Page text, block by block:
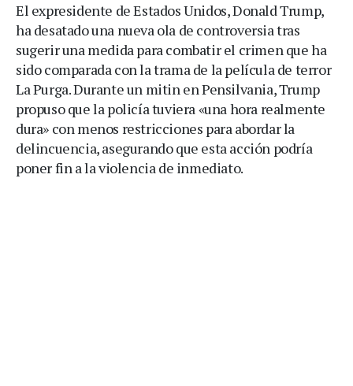
El expresidente de Estados Unidos, Donald Trump,
ha desatado una nueva ola de controversia tras
sugerir una medida para combatir el crimen que ha
sido comparada con la trama de la película de terror
La Purga. Durante un mitin en Pensilvania, Trump
propuso que la policía tuviera «una hora realmente
dura» con menos restricciones para abordar la
delincuencia, asegurando que esta acción podría
poner fin a la violencia de inmediato.